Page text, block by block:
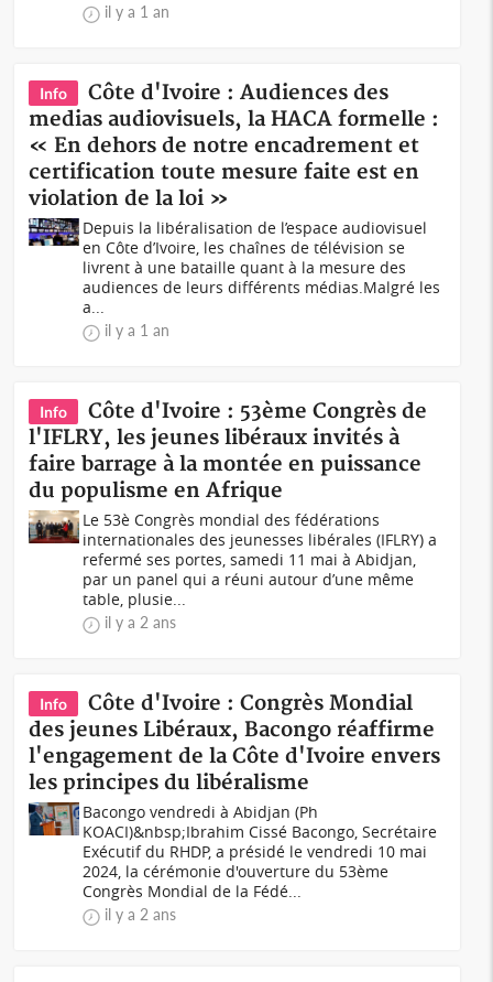
il y a 1 an
Info
Côte d'Ivoire : Audiences des
medias audiovisuels, la HACA formelle :
« En dehors de notre encadrement et
certification toute mesure faite est en
violation de la loi »
Depuis la libéralisation de l’espace audiovisuel
en Côte d’Ivoire, les chaînes de télévision se
livrent à une bataille quant à la mesure des
audiences de leurs différents médias.Malgré les
a...
il y a 1 an
Info
Côte d'Ivoire : 53ème Congrès de
l'IFLRY, les jeunes libéraux invités à
faire barrage à la montée en puissance
du populisme en Afrique
Le 53è Congrès mondial des fédérations
internationales des jeunesses libérales (IFLRY) a
refermé ses portes, samedi 11 mai à Abidjan,
par un panel qui a réuni autour d’une même
table, plusie...
il y a 2 ans
Info
Côte d'Ivoire : Congrès Mondial
des jeunes Libéraux, Bacongo réaffirme
l'engagement de la Côte d'Ivoire envers
les principes du libéralisme
Bacongo vendredi à Abidjan (Ph
KOACI)&nbsp;Ibrahim Cissé Bacongo, Secrétaire
Exécutif du RHDP, a présidé le vendredi 10 mai
2024, la cérémonie d'ouverture du 53ème
Congrès Mondial de la Fédé...
il y a 2 ans